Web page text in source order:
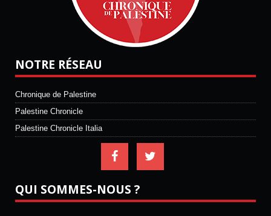
NOTRE RÉSEAU
Chronique de Palestine
Palestine Chronicle
Palestine Chronicle Italia
QUI SOMMES-NOUS ?